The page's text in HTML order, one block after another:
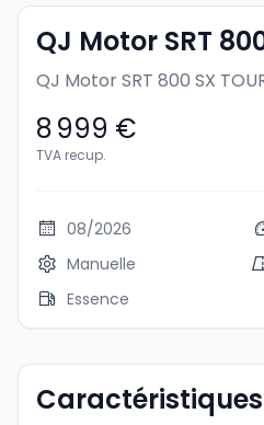
QJ Motor SRT
QJ Motor SRT 800 SX
8 999 €
TVA recup.
08/2026
Manuelle
Essence
Caractéristiques